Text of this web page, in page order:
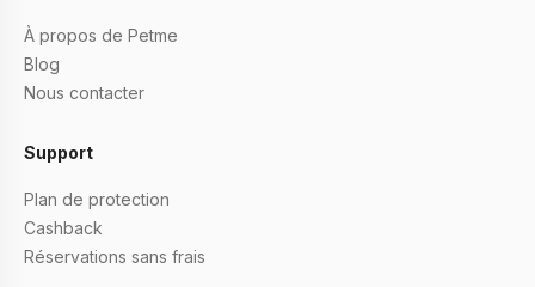
À propos de Petme
Blog
Nous contacter
Support
Plan de protection
Cashback
Réservations sans frais